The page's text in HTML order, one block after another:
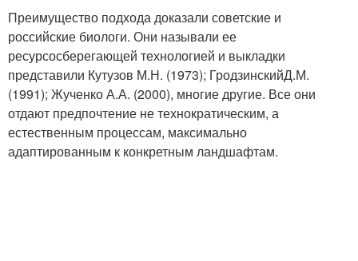
Преимущество подхода доказали советские и
российские биологи. Они называли ее
ресурсосберегающей технологией и выкладки
представили Кутузов М.Н. (1973); ГродзинскийД.М.
(1991); Жученко А.А. (2000), многие другие. Все они
отдают предпочтение не технократическим, а
естественным процессам, максимально
адаптированным к конкретным ландшафтам.